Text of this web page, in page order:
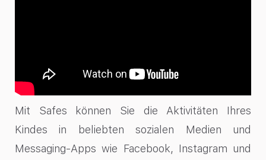
Mit Safes können Sie die Aktivitäten
Ihres
Kindes in beliebten sozialen Medien und
Messaging-Appswie Facebook, Instagram und